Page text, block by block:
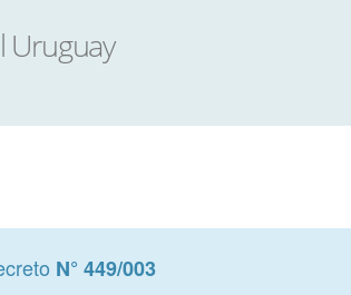
N° 449/003